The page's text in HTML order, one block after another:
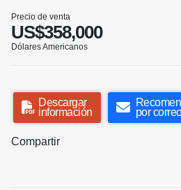
Precio de venta
US$358,000
Dólares Americanos
Descargar
información
por
Compartir